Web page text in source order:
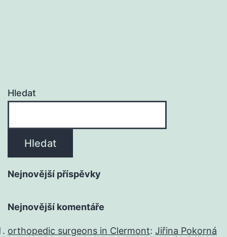
Hledat
Hledat
Nejnovější příspěvky
Nejnovější komentáře
orthopedic surgeons in Clermont: Jiřina Pokorná